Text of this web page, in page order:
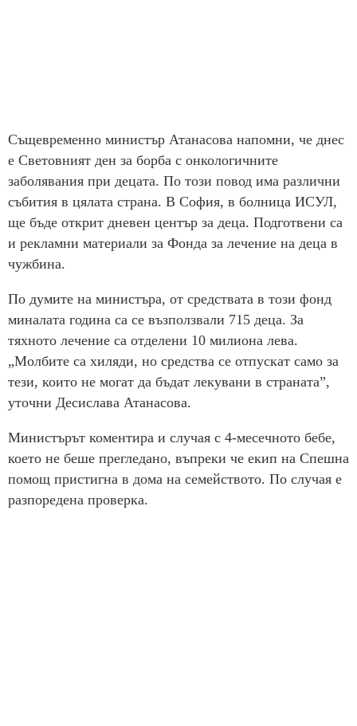
Същевременно министър Атанасова напомни, че днес
е Световният ден за борба с онкологичните
заболявания при децата. По този повод има различни
събития в цялата страна. В София, в болница ИСУЛ,
ще бъде открит дневен център за деца. Подготвени са
и рекламни материали за Фонда за лечение на деца в
чужбина.
По думите на министъра, от средствата в този фонд
миналата година са се възползвали 715 деца. За
тяхното лечение са отделени 10 милиона лева.
„Молбите са хиляди, но средства се отпускат само за
тези, които не могат да бъдат лекувани в страната”,
уточни Десислава Атанасова.
Министърът коментира и случая с 4-месечното бебе,
което не беше прегледано, въпреки че екип на Спешна
помощ пристигна в дома на семейството. По случая е
разпоредена проверка.